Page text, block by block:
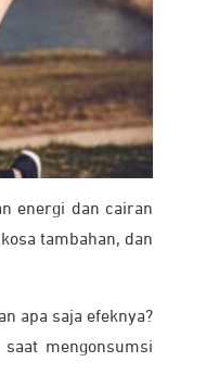
energi dan cairan
tambahan, dan
apa saja efeknya?
mengonsumsi